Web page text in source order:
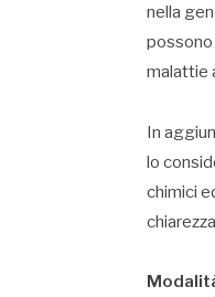
nella
possono
malattie
In
lo
chimici